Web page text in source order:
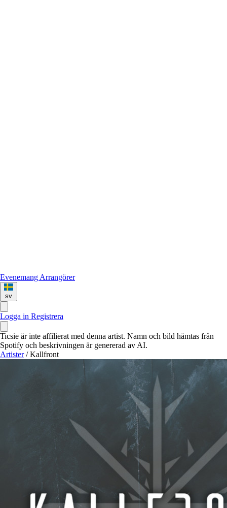
Evenemang Arrangörer
sv
Logga in Registrera
Ticsie är inte affilierat med denna artist. Namn och bild hämtas från
Spotify och beskrivningen är genererad av AI.
Artister / Kallfront